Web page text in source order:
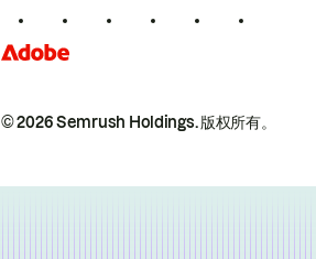
© 2026 Semrush Holdings.版权所有。